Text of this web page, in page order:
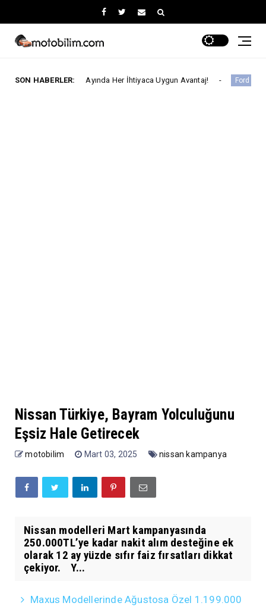
SON HABERLER:
Ayında Her İhtiyaca Uygun Avantaj! Ford Trucks Ford
Nissan Türkiye, Bayram Yolculuğunu
Eşsiz Hale Getirecek
motobilim Mart 03, 2025 nissan kampanya
Nissan modelleri Mart kampanyasında
250.000TL’ye kadar nakit alım desteğine ek
olarak 12 ay yüzde sıfır faiz fırsatları dikkat
çekiyor. Y...
Maxus Modellerinde Ağustosa Özel 1.199.000